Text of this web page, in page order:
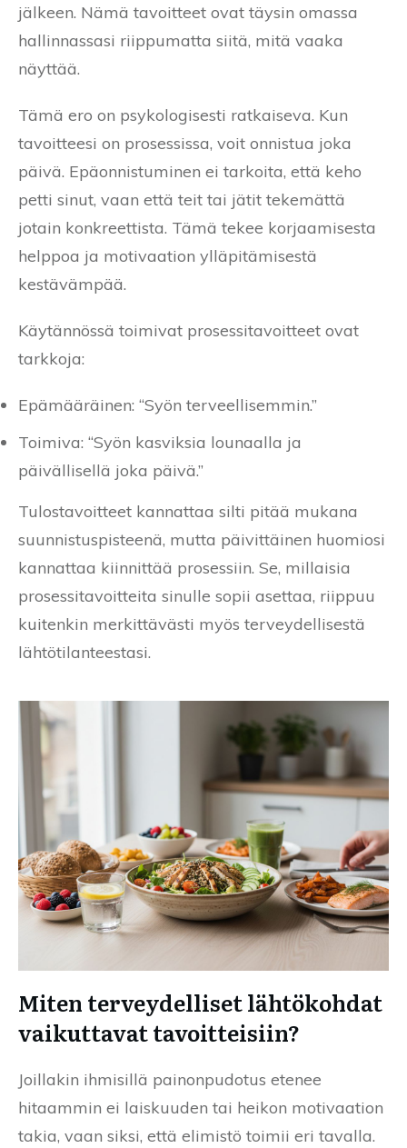
jälkeen. Nämä tavoitteet ovat täysin omassa
hallinnassasi riippumatta siitä, mitä vaaka
näyttää.
Tämä ero on psykologisesti ratkaiseva. Kun
tavoitteesi on prosessissa, voit onnistua joka
päivä. Epäonnistuminen ei tarkoita, että keho
petti sinut, vaan että teit tai jätit tekemättä
jotain konkreettista. Tämä tekee korjaamisesta
helppoa ja motivaation ylläpitämisestä
kestävämpää.
Käytännössä toimivat prosessitavoitteet ovat
tarkkoja:
Epämääräinen: “Syön terveellisemmin.”
Toimiva: “Syön kasviksia lounaalla ja
päivällisellä joka päivä.”
Tulostavoitteet kannattaa silti pitää mukana
suunnistuspisteenä, mutta päivittäinen huomiosi
kannattaa kiinnittää prosessiin. Se, millaisia
prosessitavoitteita sinulle sopii asettaa, riippuu
kuitenkin merkittävästi myös terveydellisestä
lähtötilanteestasi.
Miten terveydelliset lähtökohdat
vaikuttavat tavoitteisiin?
Joillakin ihmisillä painonpudotus etenee
hitaammin ei laiskuuden tai heikon motivaation
takia, vaan siksi, että elimistö toimii eri tavalla.